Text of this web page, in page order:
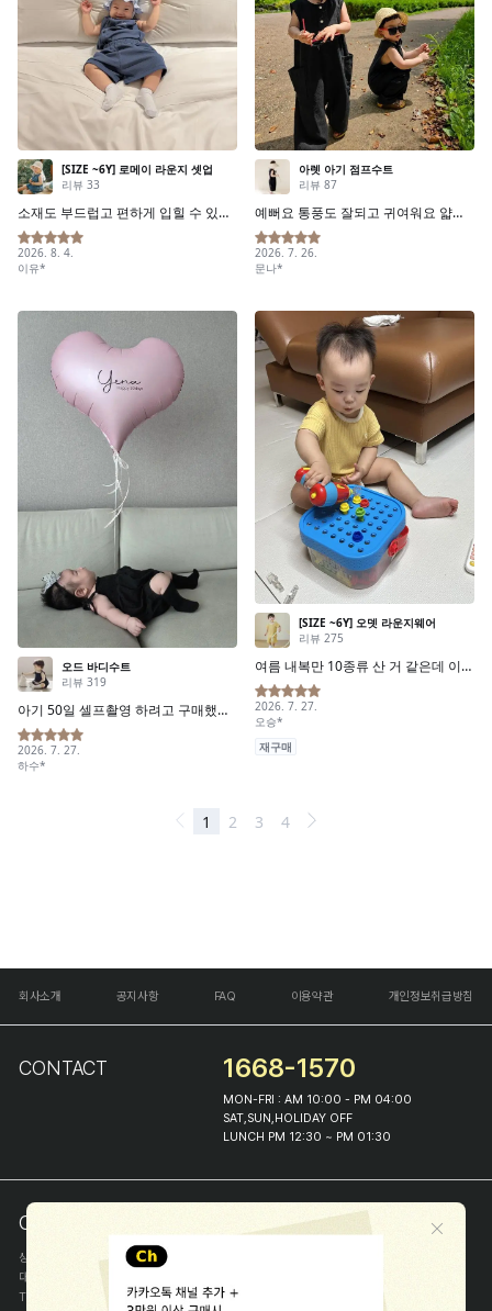
회사소개 공지사항 FAQ 이용약관 개인정보취급방침
CONTACT 1668-1570
MON-FRI : AM 10:00 - PM 04:00
SAT,SUN,HOLIDAY OFF
LUNCH PM 12:30 ~ PM 01:30
COMPANY INFO
상호
(주)해피프린스
대표
TEL
1668-1570